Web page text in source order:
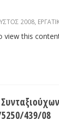
2008,
this
439/08